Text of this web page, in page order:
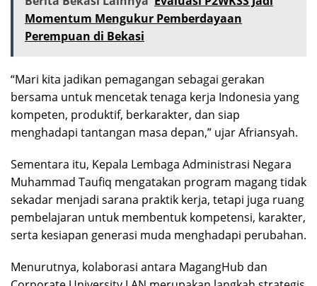
Momentum Mengukur Pemberdayaan
Perempuan di Bekasi
“Mari kita jadikan pemagangan sebagai gerakan
bersama untuk mencetak tenaga kerja Indonesia yang
kompeten, produktif, berkarakter, dan siap
menghadapi tantangan masa depan,” ujar Afriansyah.
Sementara itu, Kepala Lembaga Administrasi Negara
Muhammad Taufiq mengatakan program magang tidak
sekadar menjadi sarana praktik kerja, tetapi juga ruang
pembelajaran untuk membentuk kompetensi, karakter,
serta kesiapan generasi muda menghadapi perubahan.
Menurutnya, kolaborasi antara MagangHub dan